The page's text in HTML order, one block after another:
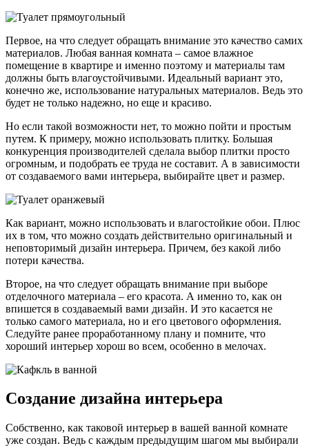
Первое, на что следует обращать внимание это качество самих
материалов. Любая ванная комната – самое влажное
помещение в квартире и именно поэтому и материалы там
должны быть влагоустойчивыми. Идеальный вариант это,
конечно же, использование натуральных материалов. Ведь это
будет не только надежно, но еще и красиво.
Но если такой возможности нет, то можно пойти и простым
путем. К примеру, можно использовать плитку. Большая
конкуренция производителей сделала выбор плитки просто
огромным, и подобрать ее труда не составит. А в зависимости
от создаваемого вами интерьера, выбирайте цвет и размер.
Как вариант, можно использовать и влагостойкие обои. Плюс
их в том, что можно создать действительно оригинальный и
неповторимый дизайн интерьера. Причем, без какой либо
потери качества.
Второе, на что следует обращать внимание при выборе
отделочного материала – его красота. А именно то, как он
впишется в создаваемый вами дизайн. И это касается не
только самого материала, но и его цветового оформления.
Следуйте ранее проработанному плану и помните, что
хороший интерьер хорош во всем, особенно в мелочах.
Создание дизайна интерьера
Собственно, как таковой интерьер в вашей ванной комнате
уже создан. Ведь с каждым предыдущим шагом мы выбирали